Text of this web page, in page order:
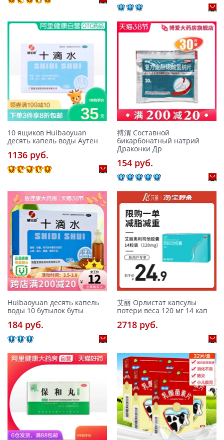
10 ящиков Huibaoyuan
десять капель воды Аутен
1136 pуб.
搏渭 Составной
бикарбонатный натрий
Драконки Др
154 pуб.
Huibaoyuan десять капель
воды 10 бутылок буты
184 pуб.
艾丽 Орлистат капсулы
потери веса 120 мг 14 кап
2718 pуб.